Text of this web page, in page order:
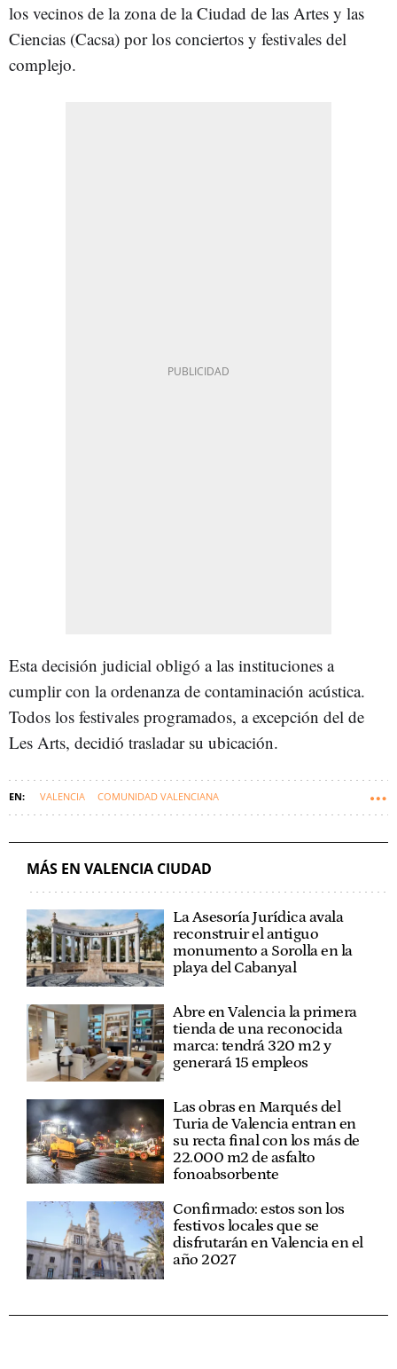
los vecinos de la zona de la Ciudad de las Artes y las
Ciencias (Cacsa) por los conciertos y festivales del
complejo.
Esta decisión judicial obligó a las instituciones a
cumplir con la ordenanza de contaminación acústica.
Todos los festivales programados, a excepción del de
Les Arts, decidió trasladar su ubicación.
VALENCIA COMUNIDAD VALENCIANA
MÁS EN VALENCIA CIUDAD
La Asesoría Jurídica avala
reconstruir el antiguo
monumento a Sorolla en la
playa del Cabanyal
Abre en Valencia la primera
tienda de una reconocida
marca: tendrá 320 m2 y
generará 15 empleos
Las obras en Marqués del
Turia de Valencia entran en
su recta final con los más de
22.000 m2 de asfalto
fonoabsorbente
Confirmado: estos son los
festivos locales que se
disfrutarán en Valencia en el
año 2027